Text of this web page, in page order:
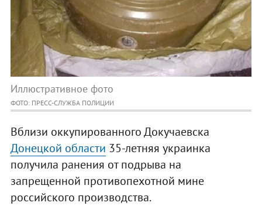
Иллюстративное фото
ФОТО: ПРЕСС-СЛУЖБА ПОЛИЦИИ
Вблизи оккупированного Докучаевска
Донецкой области 35-летняя украинка
получила ранения от подрыва на
запрещенной противопехотной мине
российского производства.